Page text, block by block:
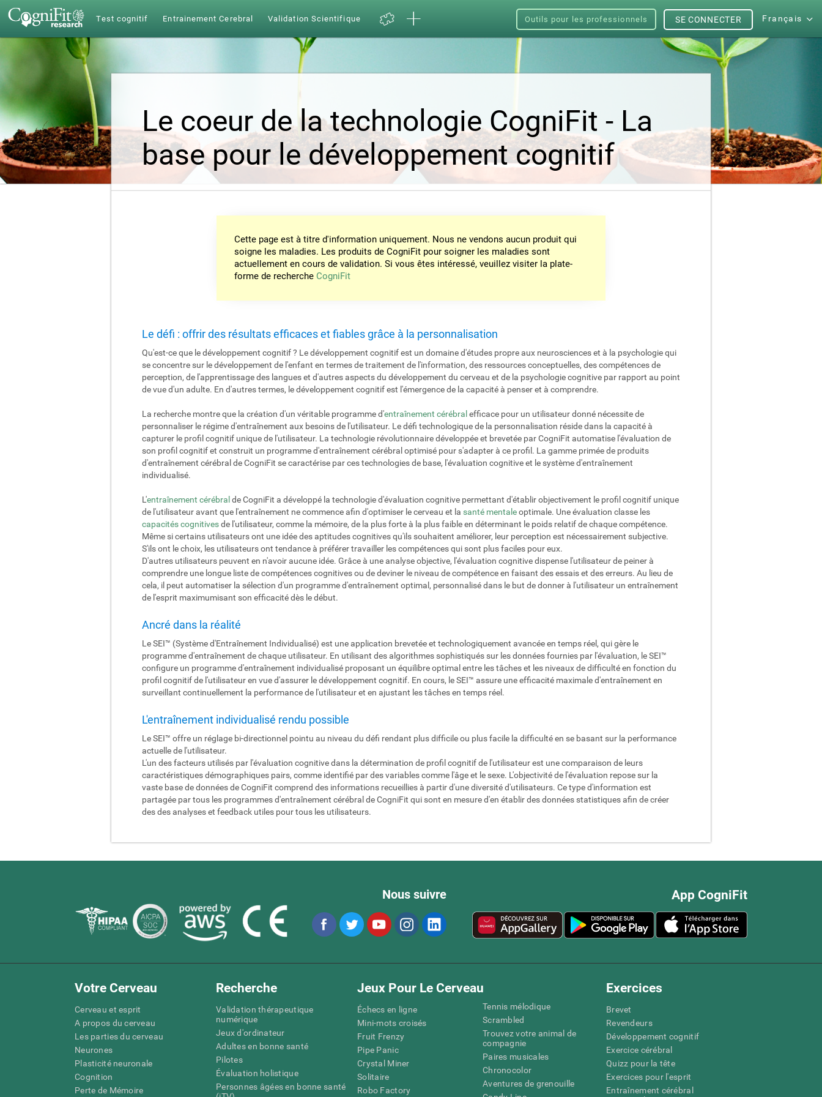
Test cognitif Entrainement Cerebral Validation Scientifique Outils pour les professionnels Français
SE CONNECTER
Le coeur de la technologie CogniFit - La
base pour le développement cognitif
Cette page est à titre d'information uniquement. Nous ne vendons aucun produit qui
soigne les maladies. Les produits de CogniFit pour soigner les maladies sont
actuellement en cours de validation. Si vous êtes intéressé, veuillez visiter la plate-
forme de recherche CogniFit
Le défi : offrir des résultats efficaces et fiables grâce à la personnalisation
Qu'est-ce que le développement cognitif ? Le développement cognitif est un domaine d'études propre aux neurosciences et à la psychologie qui
se concentre sur le développement de l'enfant en termes de traitement de l'information, des ressources conceptuelles, des compétences de
perception, de l'apprentissage des langues et d'autres aspects du développement du cerveau et de la psychologie cognitive par rapport au point
de vue d'un adulte. En d'autres termes, le développement cognitif est l'émergence de la capacité à penser et à comprendre.
La recherche montre que la création d'un véritable programme d'entraînement cérébral efficace pour un utilisateur donné nécessite de
personnaliser le régime d'entraînement aux besoins de l'utilisateur. Le défi technologique de la personnalisation réside dans la capacité à
capturer le profil cognitif unique de l'utilisateur. La technologie révolutionnaire développée et brevetée par CogniFit automatise l'évaluation de
son profil cognitif et construit un programme d'entraînement cérébral optimisé pour s'adapter à ce profil. La gamme primée de produits
d'entraînement cérébral de CogniFit se caractérise par ces technologies de base, l'évaluation cognitive et le système d'entraînement
individualisé.
L'entraînement cérébral de CogniFit a développé la technologie d'évaluation cognitive permettant d'établir objectivement le profil cognitif unique
de l'utilisateur avant que l'entraînement ne commence afin d'optimiser le cerveau et la santé mentaleoptimale. Une évaluation classe les
capacités cognitivesde l'utilisateur, comme la mémoire, de la plus forte à la plus faible en déterminant le poids relatif de chaque compétence.
Même si certains utilisateurs ont une idée des aptitudes cognitives qu'ils souhaitent améliorer, leur perception est nécessairement subjective.
S'ils ont le choix, les utilisateurs ont tendance à préférer travailler les compétences qui sont plus faciles pour eux.
D'autres utilisateurs peuvent en n'avoir aucune idée. Grâce à une analyse objective, l'évaluation cognitive dispense l'utilisateur de peiner à
comprendre une longue liste de compétences cognitives ou de deviner le niveau de compétence en faisant des essais et des erreurs. Au lieu de
cela, il peut automatiser la sélection d'un programme d'entraînement optimal, personnalisé dans le but de donner à l'utilisateur un entraînement
de l'esprit maximumisant son efficacité dès le début.
Ancré dans la réalité
Le SEI™ (Système d'Entraînement Individualisé) est une application brevetée et technologiquement avancée en temps réel, qui gère le
programme d'entraînement de chaque utilisateur. En utilisant des algorithmes sophistiqués sur les données fournies par l'évaluation, le SEI™
configure un programme d'entraînement individualisé proposant un équilibre optimal entre les tâches et les niveaux de difficulté en fonction du
profil cognitif de l'utilisateur en vue d'assurer le développement cognitif. En cours, le SEI™ assure une efficacité maximale d'entraînement en
surveillant continuellement la performance de l'utilisateur et en ajustant les tâches en temps réel.
L'entraînement individualisé rendu possible
Le SEI™ offre un réglage bi-directionnel pointu au niveau du défi rendant plus difficile ou plus facile la difficulté en se basant sur la performance
actuelle de l'utilisateur.
L'un des facteurs utilisés par l'évaluation cognitive dans la détermination de profil cognitif de l'utilisateur est une comparaison de leurs
caractéristiques démographiques pairs, comme identifié par des variables comme l'âge et le sexe. L'objectivité de l'évaluation repose sur la
vaste base de données de CogniFit comprend des informations recueillies à partir d'une diversité d'utilisateurs. Ce type d'information est
partagée par tous les programmes d'entraînement cérébral de CogniFit qui sont en mesure d'en établir des données statistiques afin de créer
des des analyses et feedback utiles pour tous les utilisateurs.
App CogniFit
Nous suivre
Votre Cerveau
Cerveau et esprit
A propos du cerveau
Les parties du cerveau
Neurones
Plasticité neuronale
Cognition
Perte de Mémoire
Recherche
Validation thérapeutique
numérique
Jeux d'ordinateur
Adultes en bonne santé
Pilotes
Évaluation holistique
Personnes âgées en bonne santé
Jeux Pour Le Cerveau
Échecs en ligne
Mini-mots croisés
Fruit Frenzy
Pipe Panic
Crystal Miner
Solitaire
Robo Factory
Tennis mélodique
Scrambled
Trouvez votre animal de
compagnie
Paires musicales
Chronocolor
Aventures de grenouille
Exercices
Brevet
Revendeurs
Développement cognitif
Exercice cérébral
Quizz pour la tête
Exercices pour l'esprit
Entraînement cérébral